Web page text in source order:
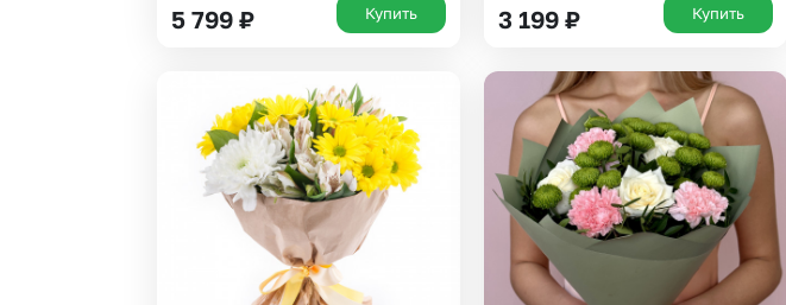
5 799 ₽ Купить 3 199 ₽ Купить